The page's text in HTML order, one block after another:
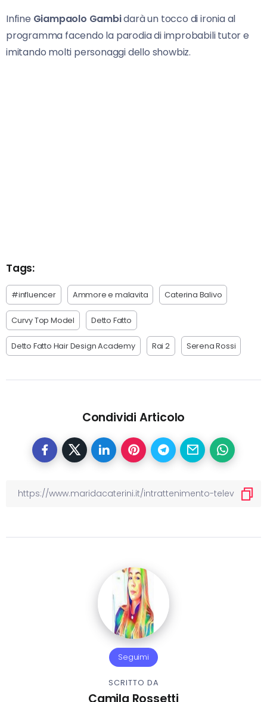
Infine Giampaolo Gambidarà un tocco di ironia al
programma facendo la parodia di improbabili tutor e
imitando molti personaggi dello showbiz.
Tags:
#influencer Ammore e malavita Caterina Balivo
Curvy Top Model Detto Fatto
Detto Fatto Hair Design Academy Rai 2 Serena Rossi
Condividi Articolo
Seguimi
SCRITTO DA